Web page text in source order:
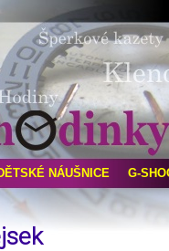
NÁUŠNICE G-